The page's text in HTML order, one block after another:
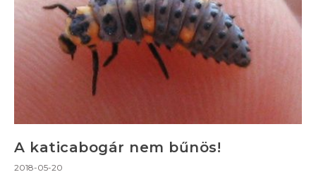
A katicabogár nem bűnös!
2018-05-20